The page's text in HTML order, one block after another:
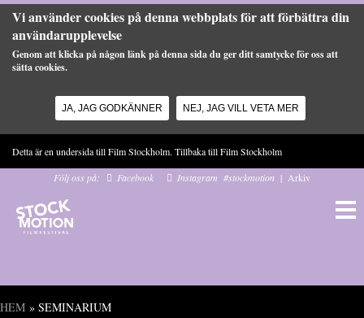
Vi använder cookies på denna webbplats för att förbättra din
användarupplevelse
Genom att klicka på någon länk på denna sida du ger ditt samtycke för oss att
sätta cookies.
JA, JAG GODKÄNNER NEJ, JAG VILL VETA MER
Detta är en undersida till Film Stockholm. Tillbaka tillFilm Stockholm
Följ oss på:
Facebook Instagram #stockmotion | Arkiv
HEM » SEMINARIUM